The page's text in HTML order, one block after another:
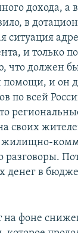
дохода, а
в
ситуация
и только
что должен
помощи, и он
по всей
своих
жилищно-
разговоры.
денег в
на фоне